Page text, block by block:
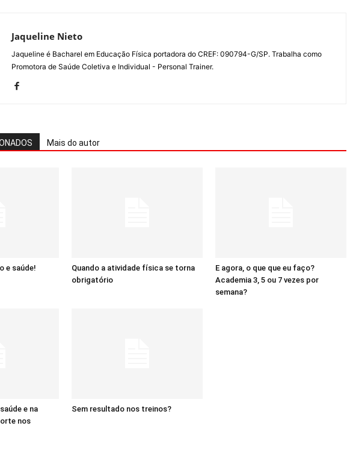
Jaqueline Nieto
Jaqueline é Bacharel em Educação Física portadora do CREF: 090794-G/SP. Trabalha como
Promotora de Saúde Coletiva e Individual - Personal Trainer.
Mais do autor
e saúde!
Quando a atividade física se torna
obrigatório
E agora, o que que eu faço?
Academia 3, 5 ou 7 vezes por
semana?
e na
nos
Sem resultado nos treinos?